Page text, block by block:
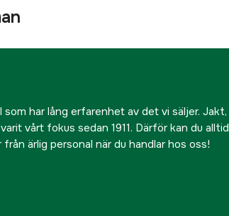
har lång erfarenhet av det vi säljer. Jakt,
vårt fokus sedan 1911. Därför kan du alltid
ärlig personal när du handlar hos oss!